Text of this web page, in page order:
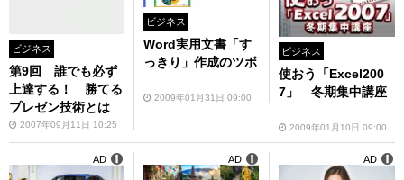
ビジネス
第9回 誰でも必ず
上達する！ 勝てる
プレゼン技術とは
2007年09月11日 10:25
ビジネス
Word実用文書「す
っきり」作成のツボ
2009年01月31日 09:00
ビジネス
使おう「Excel200
7」 冬期集中講座
2009年01月10日 09:00
AD AD AD